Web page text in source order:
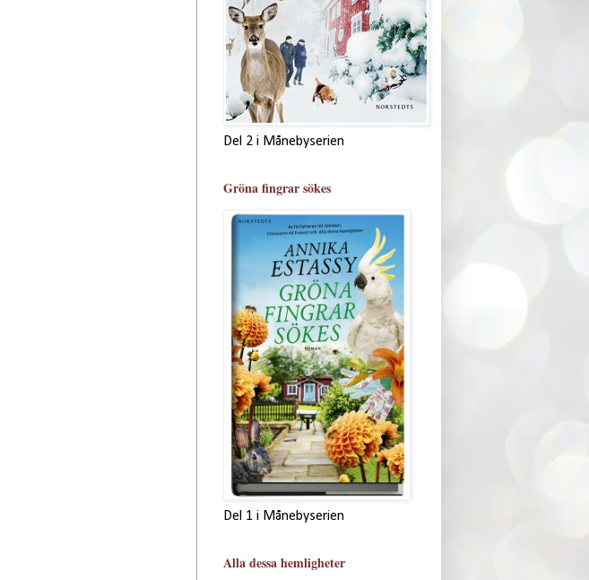
Del 2 i Månebyserien
Gröna fingrar sökes
Del 1 i Månebyserien
Alla dessa hemligheter